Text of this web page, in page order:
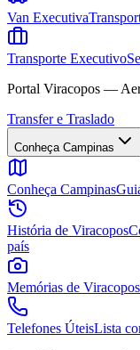
Van Executiva
Transporte Executivo
Portal Viracopos —
Transfer e Traslado
Conheça Campinas
Conheça Campinas
História de Viracopos
país
Memórias de Viracopos
Telefones ÚteisLista